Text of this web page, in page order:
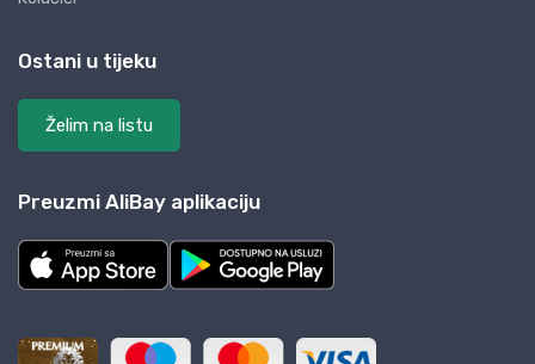
Ostani u tijeku
Želim na listu
Preuzmi AliBay aplikaciju